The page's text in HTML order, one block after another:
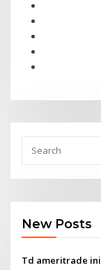
New Posts
Td ameritrade